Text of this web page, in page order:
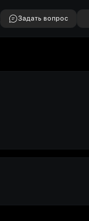
Задать вопрос